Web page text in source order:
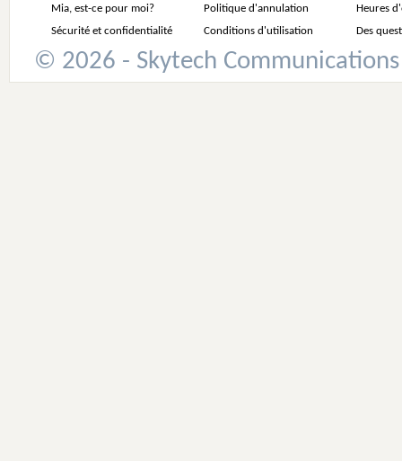
Mia, est-ce pour moi? Politique d'annulation
Heures
Sécurité et confidentialité
Conditions d'utilisation Des
© 2026 - Skytech Communications